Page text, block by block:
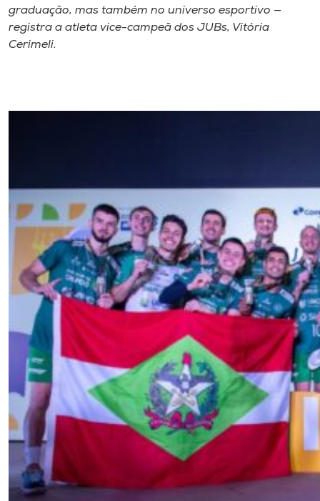
graduação, mas também no universo esportivo —
registra a atleta vice-campeã dos JUBs, Vitória
Cerimeli.